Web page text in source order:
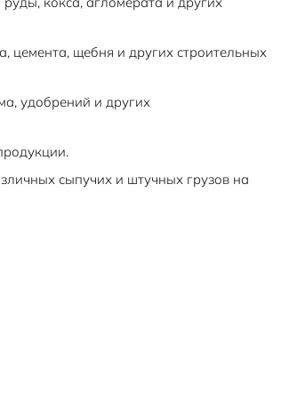
цемента, щебня и других строительных
удобрений и других
сыпучих и штучных грузов на